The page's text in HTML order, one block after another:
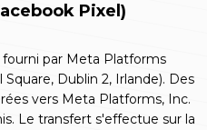
Pixel)
par Meta Platforms
Dublin 2, Irlande). Des
vers Meta Platforms, Inc.
Le transfert s'effectue sur la